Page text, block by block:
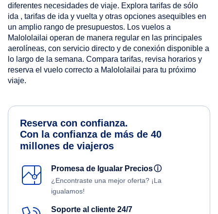
diferentes necesidades de viaje. Explora tarifas de sólo
ida , tarifas de ida y vuelta y otras opciones asequibles en
un amplio rango de presupuestos. Los vuelos a
Malololailai operan de manera regular en las principales
aerolíneas, con servicio directo y de conexión disponible a
lo largo de la semana. Compara tarifas, revisa horarios y
reserva el vuelo correcto a Malololailai para tu próximo
viaje.
Reserva con confianza.
Con la confianza de más de 40
millones de viajeros
Promesa de Igualar Preciosⓘ
¿Encontraste una mejor oferta? ¡La
igualamos!
Soporte al cliente 24/7